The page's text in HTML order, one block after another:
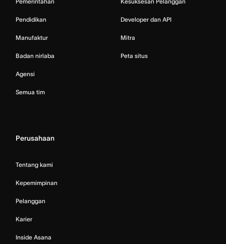
Pendidikan
Manufaktur
Badan nirlaba
Agensi
Semua tim
Developer dan API
Mitra
Peta situs
Perusahaan
Tentang kami
Kepemimpinan
Pelanggan
Karier
Inside Asana